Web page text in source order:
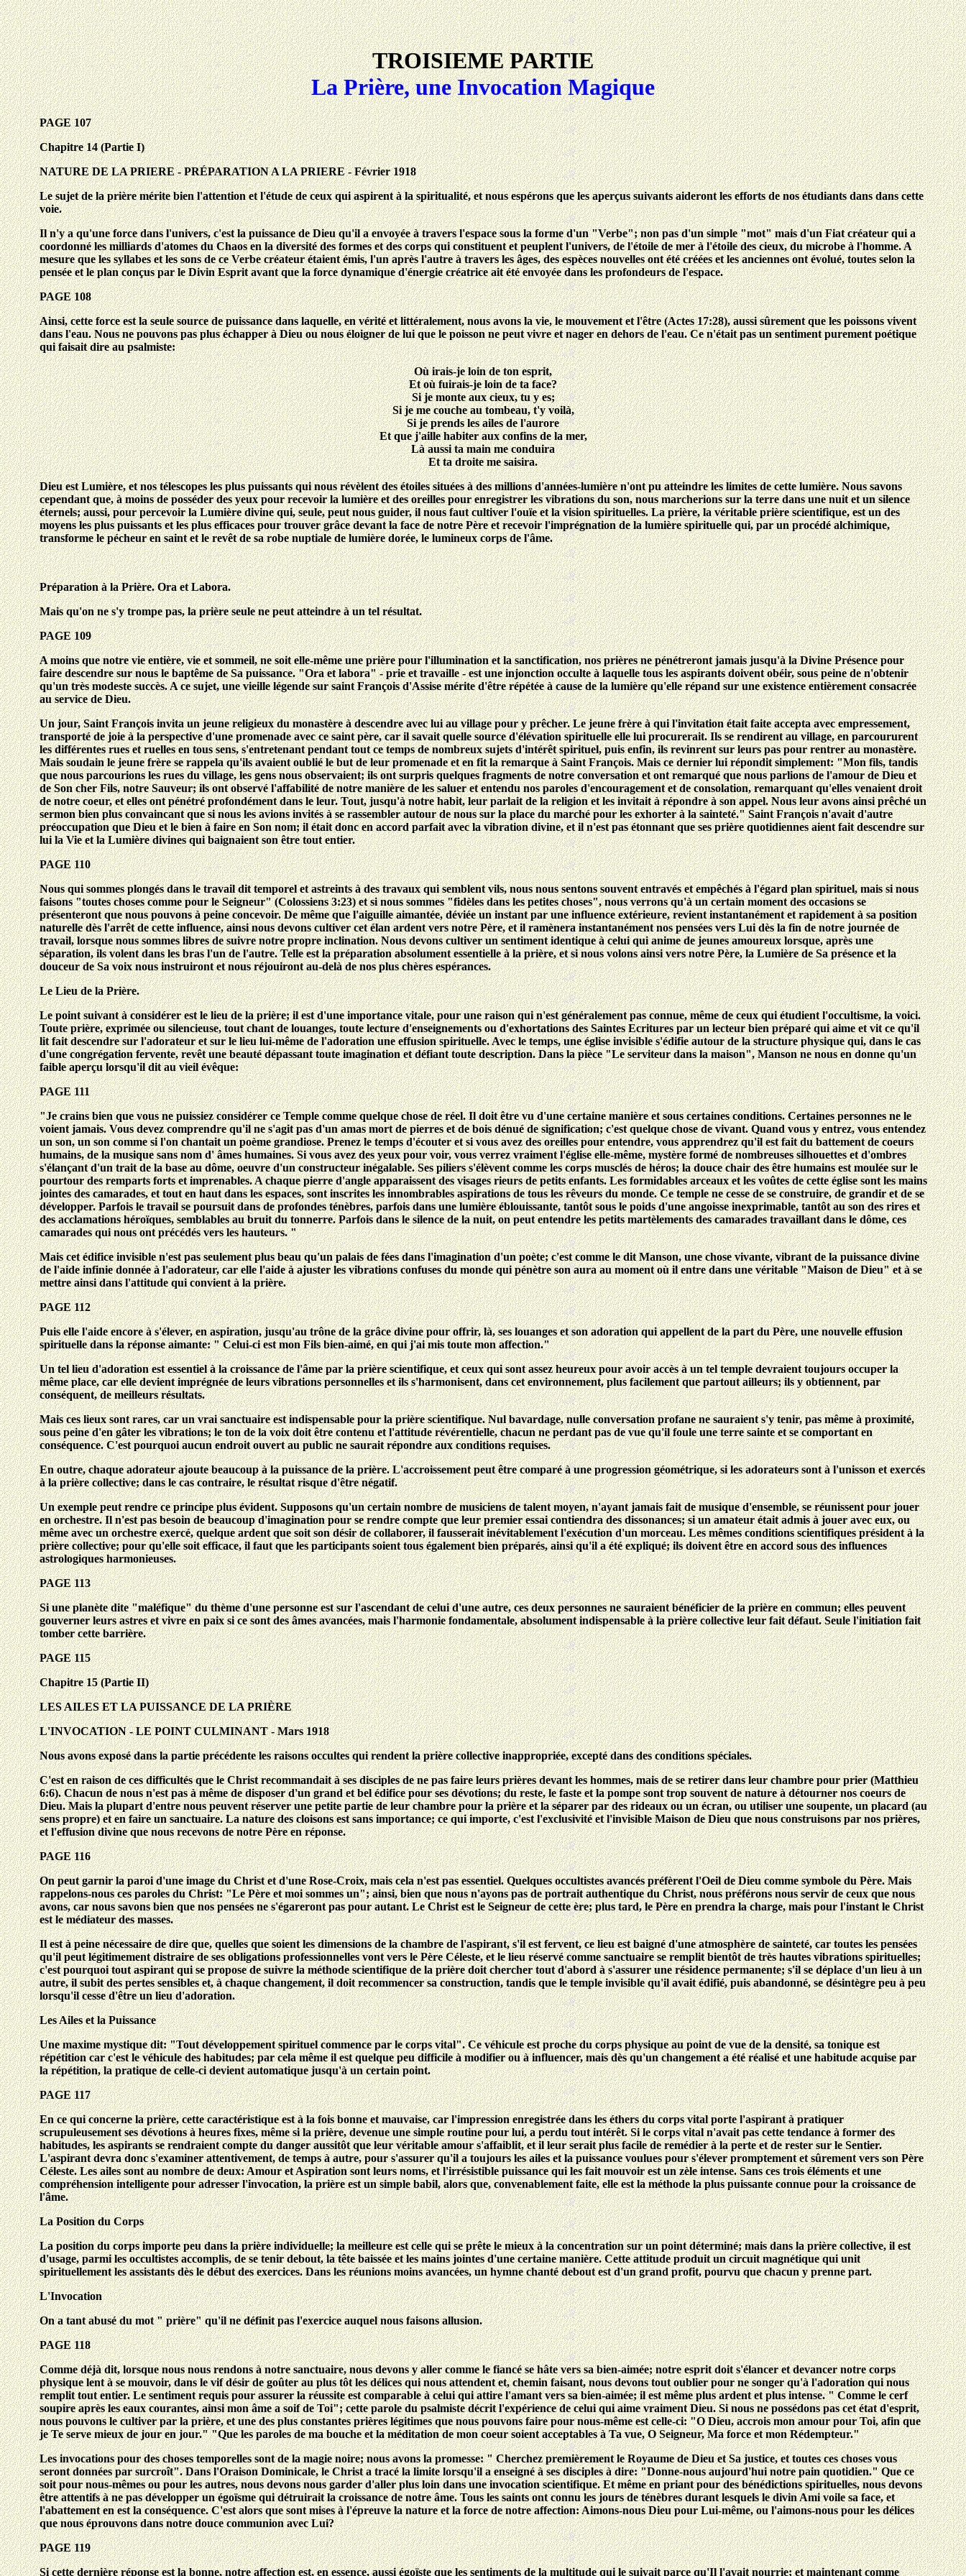
TROISIEME PARTIE
La Prière, une Invocation Magique
PAGE 107
Chapitre 14 (Partie I)
NATURE DE LA PRIERE - PRÉPARATION A LA PRIERE - Février 1918
Le sujet de la prière mérite bien l'attention et l'étude de ceux qui aspirent à la spiritualité, et nous espérons que les aperçus suivants aideront les efforts de nos étudiants dans dans cette
voie.
Il n'y a qu'une force dans l'univers, c'est la puissance de Dieu qu'il a envoyée à travers l'espace sous la forme d'un "Verbe"; non pas d'un simple "mot" mais d'un Fiat créateur qui a
coordonné les milliards d'atomes du Chaos en la diversité des formes et des corps qui constituent et peuplent l'univers, de l'étoile de mer à l'étoile des cieux, du microbe à l'homme. A
mesure que les syllabes et les sons de ce Verbe créateur étaient émis, l'un après l'autre à travers les âges, des espèces nouvelles ont été créées et les anciennes ont évolué, toutes selon la
pensée et le plan conçus par le Divin Esprit avant que la force dynamique d'énergie créatrice ait été envoyée dans les profondeurs de l'espace.
PAGE 108
Ainsi, cette force est la seule source de puissance dans laquelle, en vérité et littéralement, nous avons la vie, le mouvement et l'être (Actes 17:28), aussi sûrement que les poissons vivent
dans l'eau. Nous ne pouvons pas plus échapper à Dieu ou nous éloigner de lui que le poisson ne peut vivre et nager en dehors de l'eau. Ce n'était pas un sentiment purement poétique
qui faisait dire au psalmiste:
Où irais-je loin de ton esprit,
Et où fuirais-je loin de ta face?
Si je monte aux cieux, tu y es;
Si je me couche au tombeau, t'y voilà,
Si je prends les ailes de l'aurore
Et que j'aille habiter aux confins de la mer,
Là aussi ta main me conduira
Et ta droite me saisira.
Dieu est Lumière, et nos télescopes les plus puissants qui nous révèlent des étoiles situées à des millions d'années-lumière n'ont pu atteindre les limites de cette lumière. Nous savons
cependant que, à moins de posséder des yeux pour recevoir la lumière et des oreilles pour enregistrer les vibrations du son, nous marcherions sur la terre dans une nuit et un silence
éternels; aussi, pour percevoir la Lumière divine qui, seule, peut nous guider, il nous faut cultiver l'ouïe et la vision spirituelles. La prière, la véritable prière scientifique, est un des
moyens les plus puissants et les plus efficaces pour trouver grâce devant la face de notre Père et recevoir l'imprégnation de la lumière spirituelle qui, par un procédé alchimique,
transforme le pécheur en saint et le revêt de sa robe nuptiale de lumière dorée, le lumineux corps de l'âme.
Préparation à la Prière. Ora et Labora.
Mais qu'on ne s'y trompe pas, la prière seule ne peut atteindre à un tel résultat.
PAGE 109
A moins que notre vie entière, vie et sommeil, ne soit elle-même une prière pour l'illumination et la sanctification, nos prières ne pénétreront jamais jusqu'à la Divine Présence pour
faire descendre sur nous le baptême de Sa puissance. "Ora et labora" - prie et travaille - est une injonction occulte à laquelle tous les aspirants doivent obéir, sous peine de n'obtenir
qu'un très modeste succès. A ce sujet, une vieille légende sur saint François d'Assise mérite d'être répétée à cause de la lumière qu'elle répand sur une existence entièrement consacrée
au service de Dieu.
Un jour, Saint François invita un jeune religieux du monastère à descendre avec lui au village pour y prêcher. Le jeune frère à qui l'invitation était faite accepta avec empressement,
transporté de joie à la perspective d'une promenade avec ce saint père, car il savait quelle source d'élévation spirituelle elle lui procurerait. Ils se rendirent au village, en parcoururent
les différentes rues et ruelles en tous sens, s'entretenant pendant tout ce temps de nombreux sujets d'intérêt spirituel, puis enfin, ils revinrent sur leurs pas pour rentrer au monastère.
Mais soudain le jeune frère se rappela qu'ils avaient oublié le but de leur promenade et en fit la remarque à Saint François. Mais ce dernier lui répondit simplement: "Mon fils, tandis
que nous parcourions les rues du village, les gens nous observaient; ils ont surpris quelques fragments de notre conversation et ont remarqué que nous parlions de l'amour de Dieu et
de Son cher Fils, notre Sauveur; ils ont observé l'affabilité de notre manière de les saluer et entendu nos paroles d'encouragement et de consolation, remarquant qu'elles venaient droit
de notre coeur, et elles ont pénétré profondément dans le leur. Tout, jusqu'à notre habit, leur parlait de la religion et les invitait à répondre à son appel. Nous leur avons ainsi prêché un
sermon bien plus convaincant que si nous les avions invités à se rassembler autour de nous sur la place du marché pour les exhorter à la sainteté." Saint François n'avait d'autre
préoccupation que Dieu et le bien à faire en Son nom; il était donc en accord parfait avec la vibration divine, et il n'est pas étonnant que ses prière quotidiennes aient fait descendre sur
lui la Vie et la Lumière divines qui baignaient son être tout entier.
PAGE 110
Nous qui sommes plongés dans le travail dit temporel et astreints à des travaux qui semblent vils, nous nous sentons souvent entravés et empêchés à l'égard plan spirituel, mais si nous
faisons "toutes choses comme pour le Seigneur" (Colossiens 3:23) et si nous sommes "fidèles dans les petites choses", nous verrons qu'à un certain moment des occasions se
présenteront que nous pouvons à peine concevoir. De même que l'aiguille aimantée, déviée un instant par une influence extérieure, revient instantanément et rapidement à sa position
naturelle dès l'arrêt de cette influence, ainsi nous devons cultiver cet élan ardent vers notre Père, et il ramènera instantanément nos pensées vers Lui dès la fin de notre journée de
travail, lorsque nous sommes libres de suivre notre propre inclination. Nous devons cultiver un sentiment identique à celui qui anime de jeunes amoureux lorsque, après une
séparation, ils volent dans les bras l'un de l'autre. Telle est la préparation absolument essentielle à la prière, et si nous volons ainsi vers notre Père, la Lumière de Sa présence et la
douceur de Sa voix nous instruiront et nous réjouiront au-delà de nos plus chères espérances.
Le Lieu de la Prière.
Le point suivant à considérer est le lieu de la prière; il est d'une importance vitale, pour une raison qui n'est généralement pas connue, même de ceux qui étudient l'occultisme, la voici.
Toute prière, exprimée ou silencieuse, tout chant de louanges, toute lecture d'enseignements ou d'exhortations des Saintes Ecritures par un lecteur bien préparé qui aime et vit ce qu'il
lit fait descendre sur l'adorateur et sur le lieu lui-même de l'adoration une effusion spirituelle. Avec le temps, une église invisible s'édifie autour de la structure physique qui, dans le cas
d'une congrégation fervente, revêt une beauté dépassant toute imagination et défiant toute description. Dans la pièce "Le serviteur dans la maison", Manson ne nous en donne qu'un
faible aperçu lorsqu'il dit au vieil évêque:
PAGE 111
"Je crains bien que vous ne puissiez considérer ce Temple comme quelque chose de réel. Il doit être vu d'une certaine manière et sous certaines conditions. Certaines personnes ne le
voient jamais. Vous devez comprendre qu'il ne s'agit pas d'un amas mort de pierres et de bois dénué de signification; c'est quelque chose de vivant. Quand vous y entrez, vous entendez
un son, un son comme si l'on chantait un poème grandiose. Prenez le temps d'écouter et si vous avez des oreilles pour entendre, vous apprendrez qu'il est fait du battement de coeurs
humains, de la musique sans nom d' âmes humaines. Si vous avez des yeux pour voir, vous verrez vraiment l'église elle-même, mystère formé de nombreuses silhouettes et d'ombres
s'élançant d'un trait de la base au dôme, oeuvre d'un constructeur inégalable. Ses piliers s'élèvent comme les corps musclés de héros; la douce chair des être humains est moulée sur le
pourtour des remparts forts et imprenables. A chaque pierre d'angle apparaissent des visages rieurs de petits enfants. Les formidables arceaux et les voûtes de cette église sont les mains
jointes des camarades, et tout en haut dans les espaces, sont inscrites les innombrables aspirations de tous les rêveurs du monde. Ce temple ne cesse de se construire, de grandir et de se
développer. Parfois le travail se poursuit dans de profondes ténèbres, parfois dans une lumière éblouissante, tantôt sous le poids d'une angoisse inexprimable, tantôt au son des rires et
des acclamations héroïques, semblables au bruit du tonnerre. Parfois dans le silence de la nuit, on peut entendre les petits martèlements des camarades travaillant dans le dôme, ces
camarades qui nous ont précédés vers les hauteurs. "
Mais cet édifice invisible n'est pas seulement plus beau qu'un palais de fées dans l'imagination d'un poète; c'est comme le dit Manson, une chose vivante, vibrant de la puissance divine
de l'aide infinie donnée à l'adorateur, car elle l'aide à ajuster les vibrations confuses du monde qui pénètre son aura au moment où il entre dans une véritable "Maison de Dieu" et à se
mettre ainsi dans l'attitude qui convient à la prière.
PAGE 112
Puis elle l'aide encore à s'élever, en aspiration, jusqu'au trône de la grâce divine pour offrir, là, ses louanges et son adoration qui appellent de la part du Père, une nouvelle effusion
spirituelle dans la réponse aimante: " Celui-ci est mon Fils bien-aimé, en qui j'ai mis toute mon affection."
Un tel lieu d'adoration est essentiel à la croissance de l'âme par la prière scientifique, et ceux qui sont assez heureux pour avoir accès à un tel temple devraient toujours occuper la
même place, car elle devient imprégnée de leurs vibrations personnelles et ils s'harmonisent, dans cet environnement, plus facilement que partout ailleurs; ils y obtiennent, par
conséquent, de meilleurs résultats.
Mais ces lieux sont rares, car un vrai sanctuaire est indispensable pour la prière scientifique. Nul bavardage, nulle conversation profane ne sauraient s'y tenir, pas même à proximité,
sous peine d'en gâter les vibrations; le ton de la voix doit être contenu et l'attitude révérentielle, chacun ne perdant pas de vue qu'il foule une terre sainte et se comportant en
conséquence. C'est pourquoi aucun endroit ouvert au public ne saurait répondre aux conditions requises.
En outre, chaque adorateur ajoute beaucoup à la puissance de la prière. L'accroissement peut être comparé à une progression géométrique, si les adorateurs sont à l'unisson et exercés
à la prière collective; dans le cas contraire, le résultat risque d'être négatif.
Un exemple peut rendre ce principe plus évident. Supposons qu'un certain nombre de musiciens de talent moyen, n'ayant jamais fait de musique d'ensemble, se réunissent pour jouer
en orchestre. Il n'est pas besoin de beaucoup d'imagination pour se rendre compte que leur premier essai contiendra des dissonances; si un amateur était admis à jouer avec eux, ou
même avec un orchestre exercé, quelque ardent que soit son désir de collaborer, il fausserait inévitablement l'exécution d'un morceau. Les mêmes conditions scientifiques président à la
prière collective; pour qu'elle soit efficace, il faut que les participants soient tous également bien préparés, ainsi qu'il a été expliqué; ils doivent être en accord sous des influences
astrologiques harmonieuses.
PAGE 113
Si une planète dite "maléfique" du thème d'une personne est sur l'ascendant de celui d'une autre, ces deux personnes ne sauraient bénéficier de la prière en commun; elles peuvent
gouverner leurs astres et vivre en paix si ce sont des âmes avancées, mais l'harmonie fondamentale, absolument indispensable à la prière collective leur fait défaut. Seule l'initiation fait
tomber cette barrière.
PAGE 115
Chapitre 15 (Partie II)
LES AILES ET LA PUISSANCE DE LA PRIÈRE
L'INVOCATION - LE POINT CULMINANT - Mars 1918
Nous avons exposé dans la partie précédente les raisons occultes qui rendent la prière collective inappropriée, excepté dans des conditions spéciales.
C'est en raison de ces difficultés que le Christ recommandait à ses disciples de ne pas faire leurs prières devant les hommes, mais de se retirer dans leur chambre pour prier (Matthieu
6:6). Chacun de nous n'est pas à même de disposer d'un grand et bel édifice pour ses dévotions; du reste, le faste et la pompe sont trop souvent de nature à détourner nos coeurs de
Dieu. Mais la plupart d'entre nous peuvent réserver une petite partie de leur chambre pour la prière et la séparer par des rideaux ou un écran, ou utiliser une soupente, un placard (au
sens propre) et en faire un sanctuaire. La nature des cloisons est sans importance; ce qui importe, c'est l'exclusivité et l'invisible Maison de Dieu que nous construisons par nos prières,
et l'effusion divine que nous recevons de notre Père en réponse.
PAGE 116
On peut garnir la paroi d'une image du Christ et d'une Rose-Croix, mais cela n'est pas essentiel. Quelques occultistes avancés préfèrent l'Oeil de Dieu comme symbole du Père. Mais
rappelons-nous ces paroles du Christ: "Le Père et moi sommes un"; ainsi, bien que nous n'ayons pas de portrait authentique du Christ, nous préférons nous servir de ceux que nous
avons, car nous savons bien que nos pensées ne s'égareront pas pour autant. Le Christ est le Seigneur de cette ère; plus tard, le Père en prendra la charge, mais pour l'instant le Christ
est le médiateur des masses.
Il est à peine nécessaire de dire que, quelles que soient les dimensions de la chambre de l'aspirant, s'il est fervent, ce lieu est baigné d'une atmosphère de sainteté, car toutes les pensées
qu'il peut légitimement distraire de ses obligations professionnelles vont vers le Père Céleste, et le lieu réservé comme sanctuaire se remplit bientôt de très hautes vibrations spirituelles;
c'est pourquoi tout aspirant qui se propose de suivre la méthode scientifique de la prière doit chercher tout d'abord à s'assurer une résidence permanente; s'il se déplace d'un lieu à un
autre, il subit des pertes sensibles et, à chaque changement, il doit recommencer sa construction, tandis que le temple invisible qu'il avait édifié, puis abandonné, se désintègre peu à peu
lorsqu'il cesse d'être un lieu d'adoration.
Les Ailes et la Puissance
Une maxime mystique dit: "Tout développement spirituel commence par le corps vital". Ce véhicule est proche du corps physique au point de vue de la densité, sa tonique est
répétition car c'est le véhicule des habitudes; par cela même il est quelque peu difficile à modifier ou à influencer, mais dès qu'un changement a été réalisé et une habitude acquise par
la répétition, la pratique de celle-ci devient automatique jusqu'à un certain point.
PAGE 117
En ce qui concerne la prière, cette caractéristique est à la fois bonne et mauvaise, car l'impression enregistrée dans les éthers du corps vital porte l'aspirant à pratiquer
scrupuleusement ses dévotions à heures fixes, même si la prière, devenue une simple routine pour lui, a perdu tout intérêt. Si le corps vital n'avait pas cette tendance à former des
habitudes, les aspirants se rendraient compte du danger aussitôt que leur véritable amour s'affaiblit, et il leur serait plus facile de remédier à la perte et de rester sur le Sentier.
L'aspirant devra donc s'examiner attentivement, de temps à autre, pour s'assurer qu'il a toujours les ailes et la puissance voulues pour s'élever promptement et sûrement vers son Père
Céleste. Les ailes sont au nombre de deux: Amour et Aspiration sont leurs noms, et l'irrésistible puissance qui les fait mouvoir est un zèle intense. Sans ces trois éléments et une
compréhension intelligente pour adresser l'invocation, la prière est un simple babil, alors que, convenablement faite, elle est la méthode la plus puissante connue pour la croissance de
l'âme.
La Position du Corps
La position du corps importe peu dans la prière individuelle; la meilleure est celle qui se prête le mieux à la concentration sur un point déterminé; mais dans la prière collective, il est
d'usage, parmi les occultistes accomplis, de se tenir debout, la tête baissée et les mains jointes d'une certaine manière. Cette attitude produit un circuit magnétique qui unit
spirituellement les assistants dès le début des exercices. Dans les réunions moins avancées, un hymne chanté debout est d'un grand profit, pourvu que chacun y prenne part.
L'Invocation
On a tant abusé du mot " prière" qu'il ne définit pas l'exercice auquel nous faisons allusion.
PAGE 118
Comme déjà dit, lorsque nous nous rendons à notre sanctuaire, nous devons y aller comme le fiancé se hâte vers sa bien-aimée; notre esprit doit s'élancer et devancer notre corps
physique lent à se mouvoir, dans le vif désir de goûter au plus tôt les délices qui nous attendent et, chemin faisant, nous devons tout oublier pour ne songer qu'à l'adoration qui nous
remplit tout entier. Le sentiment requis pour assurer la réussite est comparable à celui qui attire l'amant vers sa bien-aimée; il est même plus ardent et plus intense. " Comme le cerf
soupire après les eaux courantes, ainsi mon âme a soif de Toi"; cette parole du psalmiste décrit l'expérience de celui qui aime vraiment Dieu. Si nous ne possédons pas cet état d'esprit,
nous pouvons le cultiver par la prière, et une des plus constantes prières légitimes que nous pouvons faire pour nous-même est celle-ci: "O Dieu, accrois mon amour pour Toi, afin que
je Te serve mieux de jour en jour." "Que les paroles de ma bouche et la méditation de mon coeur soient acceptables à Ta vue, O Seigneur, Ma force et mon Rédempteur."
Les invocations pour des choses temporelles sont de la magie noire; nous avons la promesse: " Cherchez premièrement le Royaume de Dieu et Sa justice, et toutes ces choses vous
seront données par surcroît". Dans l'Oraison Dominicale, le Christ a tracé la limite lorsqu'il a enseigné à ses disciples à dire: "Donne-nous aujourd'hui notre pain quotidien." Que ce
soit pour nous-mêmes ou pour les autres, nous devons nous garder d'aller plus loin dans une invocation scientifique. Et même en priant pour des bénédictions spirituelles, nous devons
être attentifs à ne pas développer un égoïsme qui détruirait la croissance de notre âme. Tous les saints ont connu les jours de ténèbres durant lesquels le divin Ami voile sa face, et
l'abattement en est la conséquence. C'est alors que sont mises à l'épreuve la nature et la force de notre affection: Aimons-nous Dieu pour Lui-même, ou l'aimons-nous pour les délices
que nous éprouvons dans notre douce communion avec Lui?
PAGE 119
Si cette dernière réponse est la bonne, notre affection est, en essence, aussi égoïste que les sentiments de la multitude qui le suivait parce qu'Il l'avait nourrie; et maintenant comme